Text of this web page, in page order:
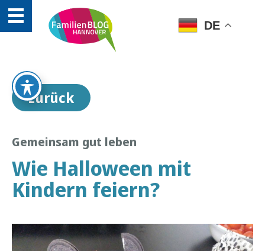
DE
zurück
Gemeinsam gut leben
Wie Halloween mit
Kindern feiern?